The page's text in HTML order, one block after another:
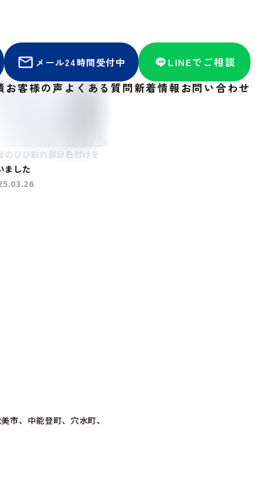
メール24時間受付中 LINEでご相談
お客様の声 よくある質問新着情報 お問い合わせ
のひび割れ部分色付けを
ました
市、中能登町、穴水町、